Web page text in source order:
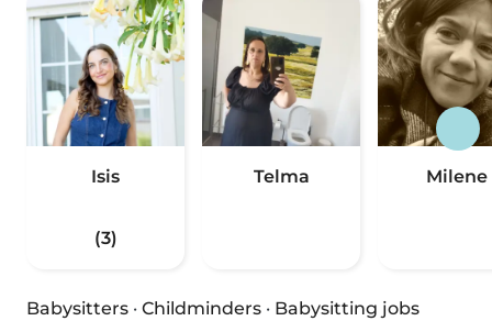
Isis
(3)
Telma Milene
Babysitters · Childminders · Babysitting jobs